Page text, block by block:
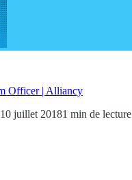
Officer | Alliancy
juillet 20181 min de lecture